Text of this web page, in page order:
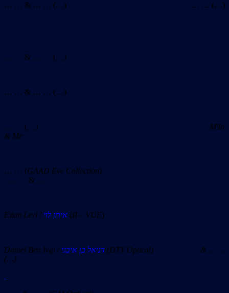
… … & … … (…) … … (…)
… … & … … (…)
… … & … … (…)
… … (…) Milo
& Me
… … (GAAD Eye Collection)
… … & … …
Eitan Levi / איתן לוי (II – VUE)
Daniel Ben Ivgi / דניאל בן איבגי (DTY Optical) … … & … …
(…)